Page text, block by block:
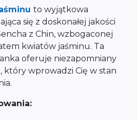
to wyjątkowa
się z doskonałej jakości
z Chin, wzbogaconej
kwiatów jaśminu. Ta
oferuje niezapomniany
który wprowadzi Cię w stan